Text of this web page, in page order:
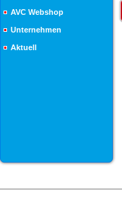
AVC Webshop
Unternehmen
Aktuell